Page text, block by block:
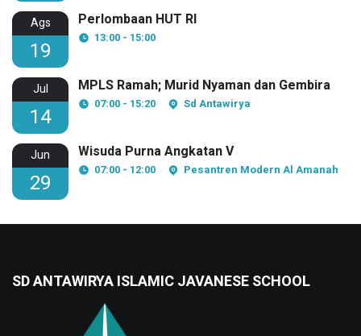
Ags
19
Perlombaan HUT RI
13:00 - 15:00
Jul
14
MPLS Ramah; Murid Nyaman dan Gembira
07:00 - 15:20 Sd Antawirya
Jun
29
Wisuda Purna Angkatan V
07:00 - 12:00 Pesantren Modern Al Amanah
SD ANTAWIRYA ISLAMIC JAVANESE SCHOOL